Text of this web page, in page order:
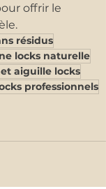
offrir le
résidus
locks naturelle
aiguille locks
professionnels